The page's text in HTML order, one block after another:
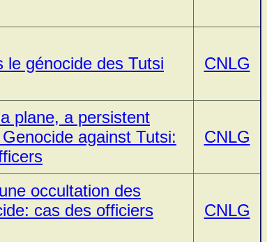
le génocide des Tutsi CNLG
plane, a persistent
against Tutsi:
CNLG
occultation des
cas des officiers
CNLG